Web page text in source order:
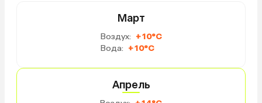
Март
Воздух: +10°C
Вода: +10°C
Апрель